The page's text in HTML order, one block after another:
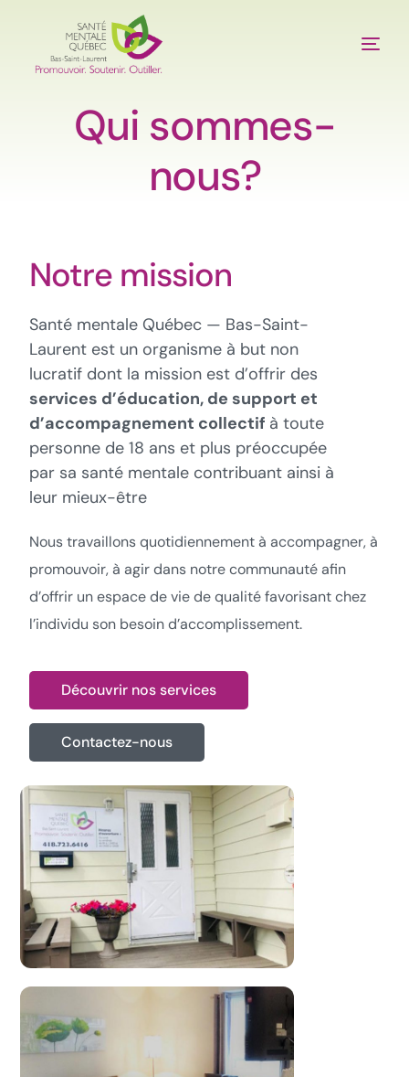
Qui sommes-
nous?
Notre mission
Santé mentale Québec — Bas-Saint-
Laurent est un organisme à but non
lucratif dont la mission est d’offrir des
services d’éducation, de support et
d’accompagnement collectif à toute
personne de 18 ans et plus préoccupée
par sa santé mentale contribuant ainsi à
leur mieux-être
Nous travaillons quotidiennement à accompagner, à
promouvoir, à agir dans notre communauté afin
d’offrir un espace de vie de qualité favorisant chez
l’individu son besoin d’accomplissement.
Découvrir nos services
Contactez-nous
À propos
Outils
Événements
Nous joindre
Besoin d’aide !